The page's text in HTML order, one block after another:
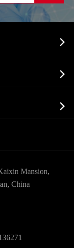



Mansion,
China